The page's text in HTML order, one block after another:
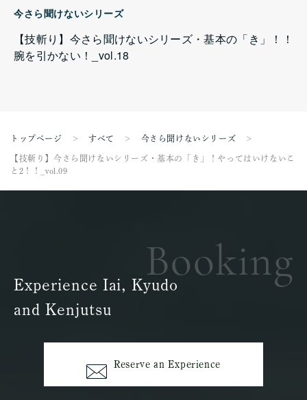
今さら聞けないシリーズ
【技斬り】今さら聞けないシリーズ・基本の「き」！！
腕を引かない！_vol.18
トップページ すべて 今さら聞けないシリーズ
【技斬り】今さら聞けないシリーズ・基本の「き」！やってはいけないこ
と2！！_vol.09
Booking
Experience Iai, Kyudo
and Kenjutsu
Reserve an Experience